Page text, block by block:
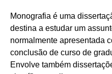
Monografia é uma
destina a estudar um
normalmente apresentada
conclusão de curso de
Envolve também